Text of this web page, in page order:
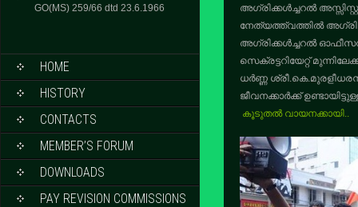
GO(MS) 259/66 dtd 23.6.1966
HOME
HISTORY
CONTACTS
MEMBER’S FORUM
DOWNLOADS
PAY REVISION COMMISSIONS
അഗ്രിക്കൾച്ചറൽ
നേത്യത്ത്വത്തിൽ
അഗ്രിക്കൾച്ചറൽ
സെക്രട്ടറിയേറ്റ്
ധർണ്ണ
ജീവനക്കാർക്ക്
കൂടുതൽ വായനക്കായി..